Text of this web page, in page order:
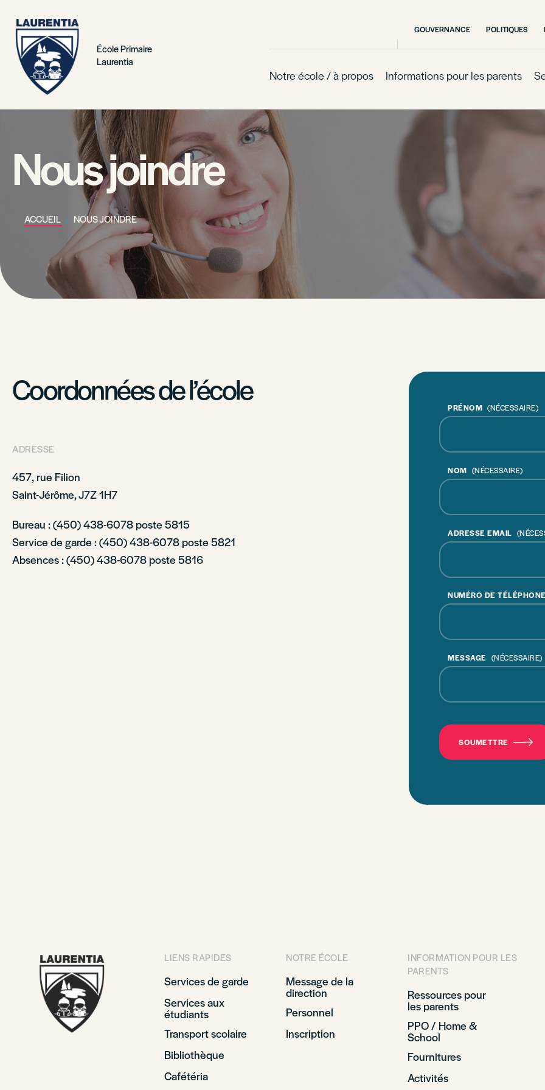
École Primaire
Laurentia
GOUVERNANCE POLITIQUES
Notre école / à propos Informations pour les parents
Nous joindre
ACCUEIL NOUS JOINDRE
Coordonnées de l’école
ADRESSE
457, rue Filion
Saint-Jérôme, J7Z 1H7
Bureau : (450) 438-6078 poste 5815
Service de garde : (450) 438-6078 poste 5821
Absences : (450) 438-6078 poste 5816
PRÉNOM (NÉCESSAIRE)
NOM (NÉCESSAIRE)
ADRESSE EMAIL
NUMÉRO DE
MESSAGE (NÉCESSAIRE)
SOUMETTRE
LIENS RAPIDES
Services de garde
Services aux
étudiants
Transport scolaire
Bibliothèque
Cafétéria
NOTRE ÉCOLE
Message de la
direction
Personnel
Inscription
INFORMATION POUR LES
PARENTS
Ressources pour
les parents
PPO / Home &
School
Fournitures
Activités